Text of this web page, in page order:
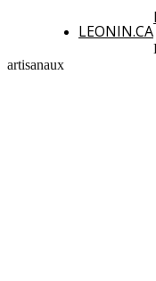
LEONIN.CA
artisanaux